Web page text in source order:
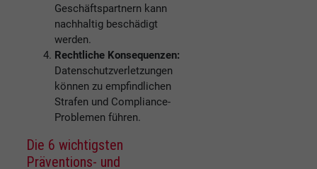
Geschäftspartnern kann
nachhaltig beschädigt
werden.
Rechtliche Konsequenzen:
Datenschutzverletzungen
können zu empfindlichen
Strafen und Compliance-
Problemen führen.
Die 6 wichtigsten
Präventions- und